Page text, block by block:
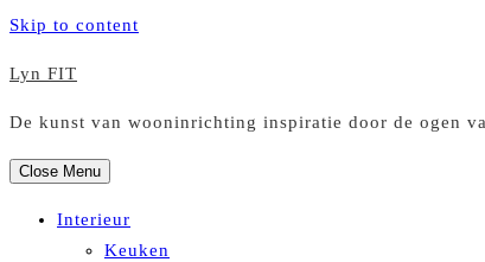
Skip to content
Lyn FIT
De kunst van wooninrichting inspiratie door de ogen
Close Menu
Interieur
Keuken